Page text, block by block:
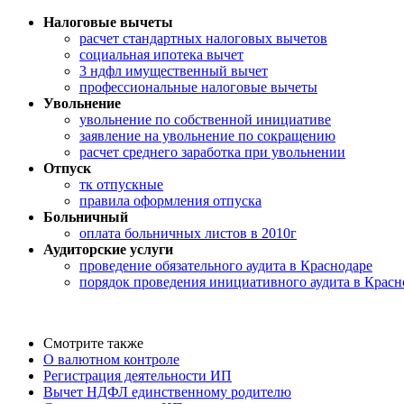
Налоговые вычеты
расчет стандартных налоговых вычетов
социальная ипотека вычет
3 ндфл имущественный вычет
профессиональные налоговые вычеты
Увольнение
увольнение по собственной инициативе
заявление на увольнение по сокращению
расчет среднего заработка при увольнении
Отпуск
тк отпускные
правила оформления отпуска
Больничный
оплата больничных листов в 2010г
Аудиторские услуги
проведение обязательного аудита в Краснодаре
порядок проведения инициативного аудита в
Смотрите также
О валютном контроле
Регистрация деятельности ИП
Вычет НДФЛ единственному родителю